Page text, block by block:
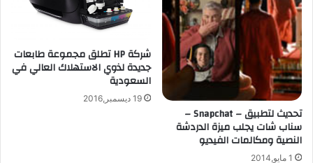
تحديث لتطبيق – Snapchat –
سناب شات يجلب ميزة الدردشة
النصية ومكالمات الفيديو
1 مايو,2014
شركة HP تطلق مجموعة طابعات
جديدة لذوي الاستهلاك العالي في
السعودية
19 ديسمبر,2016